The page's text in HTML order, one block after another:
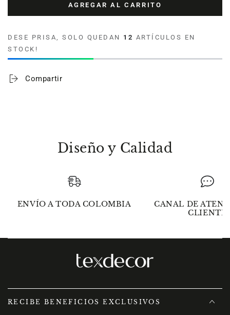
Express
440
gramos
algodón
Blanca
para
Express
gramos
Blanca
AGREGAR AL CARRITO
DESE PRISA, SOLO QUEDAN 12 ARTÍCULOS EN
STOCK!
Compartir
Diseño y Calidad
ENVÍO A TODA COLOMBIA
CANAL DE
CLIENTE
RECIBE BENEFICIOS EXCLUSIVOS